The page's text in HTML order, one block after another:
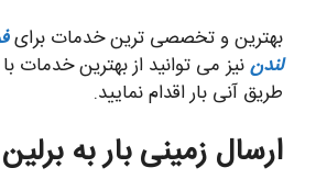
بهترین و تخصصی ترین خدمات برای
لندننیز می توانید از بهترین خدمات
طریق آنی بار اقدام نمایید.
ارسال زمینی بار به برلین